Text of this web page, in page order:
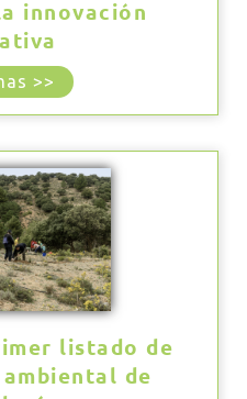
innovación
>>
listado de
de